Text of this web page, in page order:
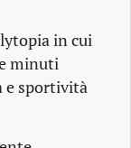
in cui
minuti
e sportività